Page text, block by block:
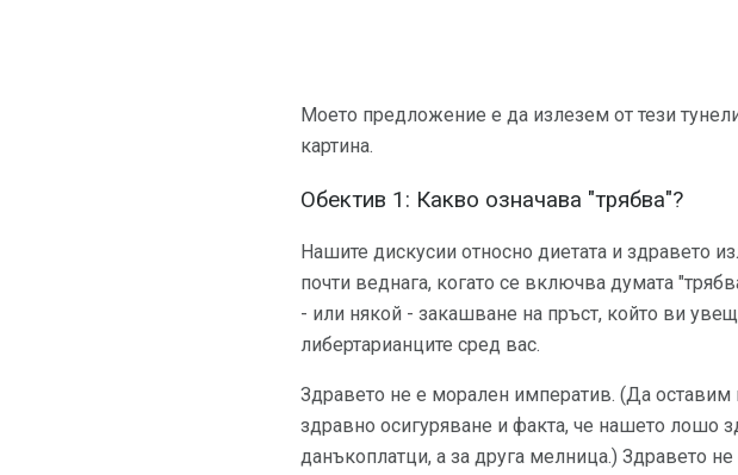
Моето предложение е да излезем от тези
картина.
Обектив 1: Какво означава "трябва"?
Нашите дискусии относно диетата и здравето
почти веднага, когато се включва думата
- или някой - закашване на пръст, който ви
либертарианците сред вас.
Здравето не е морален императив. (Да оставим
здравно осигуряване и факта, че нашето лошо
данъкоплатци, а за друга мелница.) Здравето